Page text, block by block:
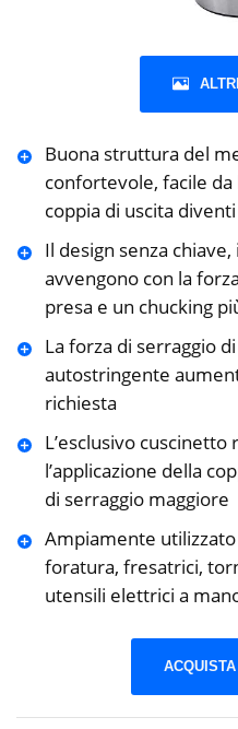
Buona struttura del
confortevole, facile
coppia di uscita
Il design senza
avvengono con la
presa e un chucking
La forza di serraggio
autostringente
richiesta
L’esclusivo
l’applicazione della
di serraggio maggiore
Ampiamente
foratura, fresatrici,
utensili elettrici a